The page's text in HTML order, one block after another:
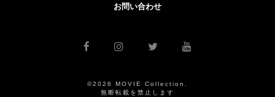
お問い合わせ
©2026 MOVIE Collection.
無断転載を禁止します